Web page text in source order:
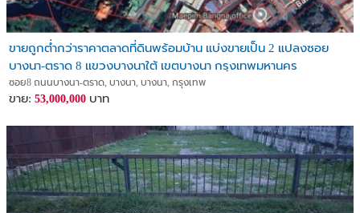
ขายถูกต่ำกว่าราคาตลาดที่ดินพร้อมบ้าน แบ่งขายเป็น 2 แปลงซอย
บางนา-ตราด 8 เเขวงบางนาใต้ เขตบางนา กรุงเทพมหานคร
ซอย8 ถนนบางนา-ตราด, บางนา, บางนา, กรุงเทพ
ขาย: 53,000,000 บาท